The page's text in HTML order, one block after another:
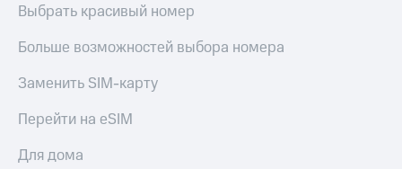
Выбрать красивый номер
Больше возможностей выбора номера
Заменить SIM-карту
Перейти на eSIM
Для дома